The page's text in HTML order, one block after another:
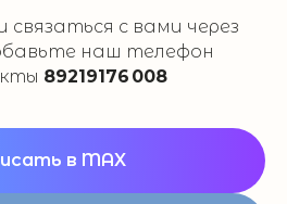
с вами через
наш телефон
89219176 008
в MAX